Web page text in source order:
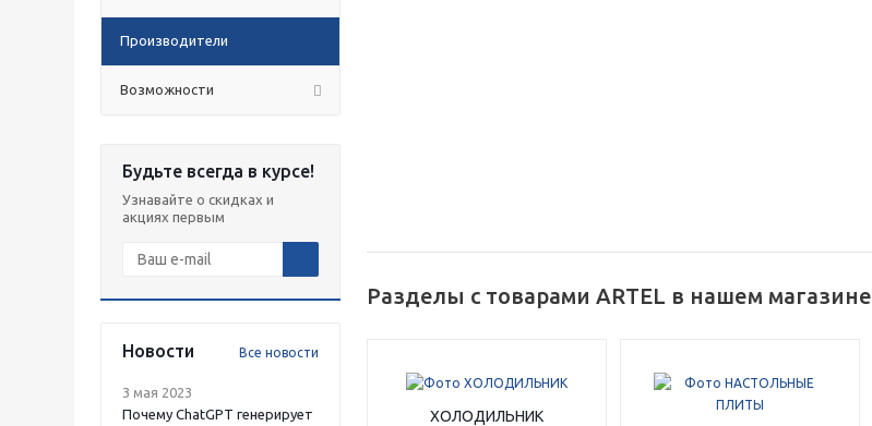
Производители
Возможности
Будьте всегда в курсе!
Узнавайте о скидках и
акциях первым
Новости Все новости
3 мая 2023
Почему ChatGPT генерирует
Разделы с товарами ARTEL в нашем магазине
ХОЛОДИЛЬНИК
Добавляйте товарыв корзину